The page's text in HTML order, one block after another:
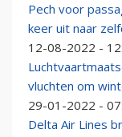
Pech voor
keer uit naar
12-08-2022 -
vluchten om
29-01-2022 -
Delta Air Lines